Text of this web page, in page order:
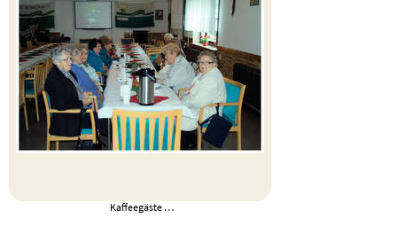
Kaffeegäste …